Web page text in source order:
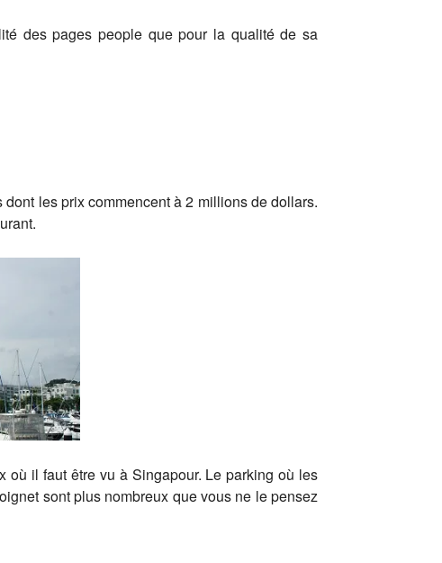
des pages people que pour la qualité de sa
les prix commencent à 2 millions de dollars.
où il faut être vu à Singapour. Le parking où les
sont plus nombreux que vous ne le pensez